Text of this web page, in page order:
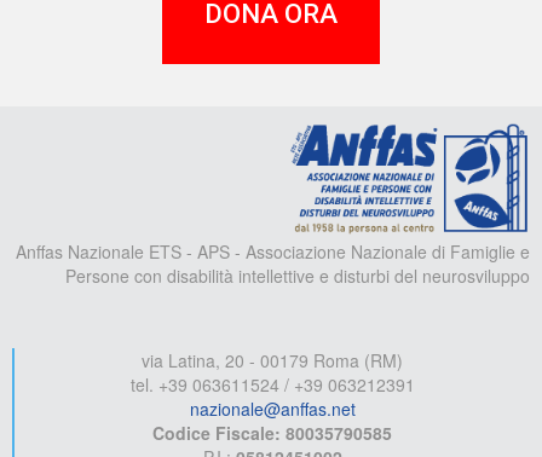
DONA ORA
Anffas Nazionale ETS - APS - Associazione Nazionale di Famiglie e
Persone con disabilità intellettive e disturbi del neurosviluppo
via Latina, 20 - 00179 Roma (RM)
tel. +39 063611524 / +39 063212391
nazionale@anffas.net
Codice Fiscale: 80035790585